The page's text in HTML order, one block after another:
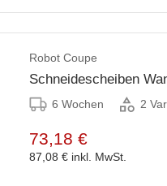
Robot Coupe
6 Wochen 2
73,18 €
87,08 € inkl. MwSt.